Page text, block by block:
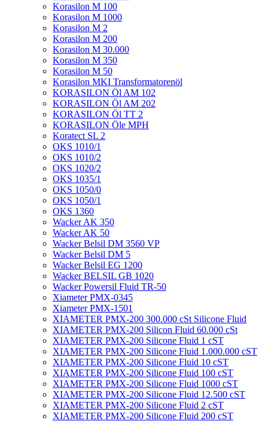
Korasilon M 100
Korasilon M 1000
Korasilon M 2
Korasilon M 200
Korasilon M 30.000
Korasilon M 350
Korasilon M 50
Korasilon MKI Transformatorenöl
KORASILON Öl AM 102
KORASILON Öl AM 202
KORASILON Öl TT 2
KORASILON Öle MPH
Koratect SL 2
OKS 1010/1
OKS 1010/2
OKS 1020/2
OKS 1035/1
OKS 1050/0
OKS 1050/1
OKS 1360
Wacker AK 350
Wacker AK 50
Wacker Belsil DM 3560 VP
Wacker Belsil DM 5
Wacker Belsil EG 1200
Wacker BELSIL GB 1020
Wacker Powersil Fluid TR-50
Xiameter PMX-0345
Xiameter PMX-1501
XIAMETER PMX-200 300.000 cSt Silicone Fluid
XIAMETER PMX-200 Silicon Fluid 60.000 cSt
XIAMETER PMX-200 Silicone Fluid 1 cST
XIAMETER PMX-200 Silicone Fluid 1.000.000 cST
XIAMETER PMX-200 Silicone Fluid 10 cST
XIAMETER PMX-200 Silicone Fluid 100 cST
XIAMETER PMX-200 Silicone Fluid 1000 cST
XIAMETER PMX-200 Silicone Fluid 12.500 cST
XIAMETER PMX-200 Silicone Fluid 2 cST
XIAMETER PMX-200 Silicone Fluid 200 cST